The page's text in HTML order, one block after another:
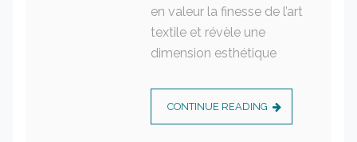
en valeur la finesse de l’art
textile et révèle une
dimension esthétique
CONTINUE READING